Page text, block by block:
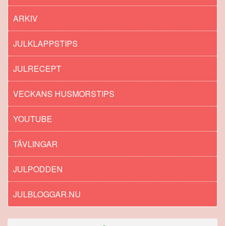
ARKIV
JULKLAPPSTIPS
JULRECEPT
VECKANS HUSMORSTIPS
YOUTUBE
TÄVLINGAR
JULPODDEN
JULBLOGGAR.NU